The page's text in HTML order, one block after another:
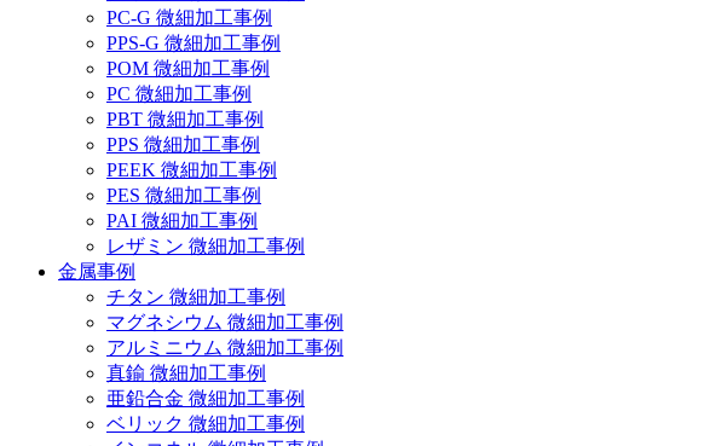
PC-G 微細加工事例
PPS-G 微細加工事例
POM 微細加工事例
PC 微細加工事例
PBT 微細加工事例
PPS 微細加工事例
PEEK 微細加工事例
PES 微細加工事例
PAI 微細加工事例
レザミン 微細加工事例
金属事例
チタン 微細加工事例
マグネシウム 微細加工事例
アルミニウム 微細加工事例
真鍮 微細加工事例
亜鉛合金 微細加工事例
ベリック 微細加工事例